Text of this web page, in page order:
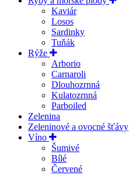
Kaviár
Losos
Sardinky
Tuňák
Rýže
Arborio
Carnaroli
Dlouhozrnná
Kulatozrnná
Parboiled
Zelenina
Zeleninové a ovocné šťávy
Víno
Šumivé
Bílé
Červené